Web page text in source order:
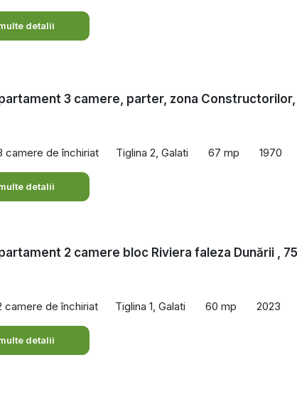
detalii
3 camere, parter, zona Constructorilor,
camere de închiriat Tiglina 2, Galati 67 mp 1970
detalii
2 camere bloc Riviera faleza Dunării ,
camere de închiriat Tiglina 1, Galati 60 mp 2023
detalii